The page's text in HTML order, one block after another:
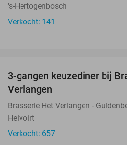
's-Hertogenbosch
Verkocht: 141
3-gangen keuzediner bij
Verlangen
Brasserie Het Verlangen -
Helvoirt
Verkocht: 657